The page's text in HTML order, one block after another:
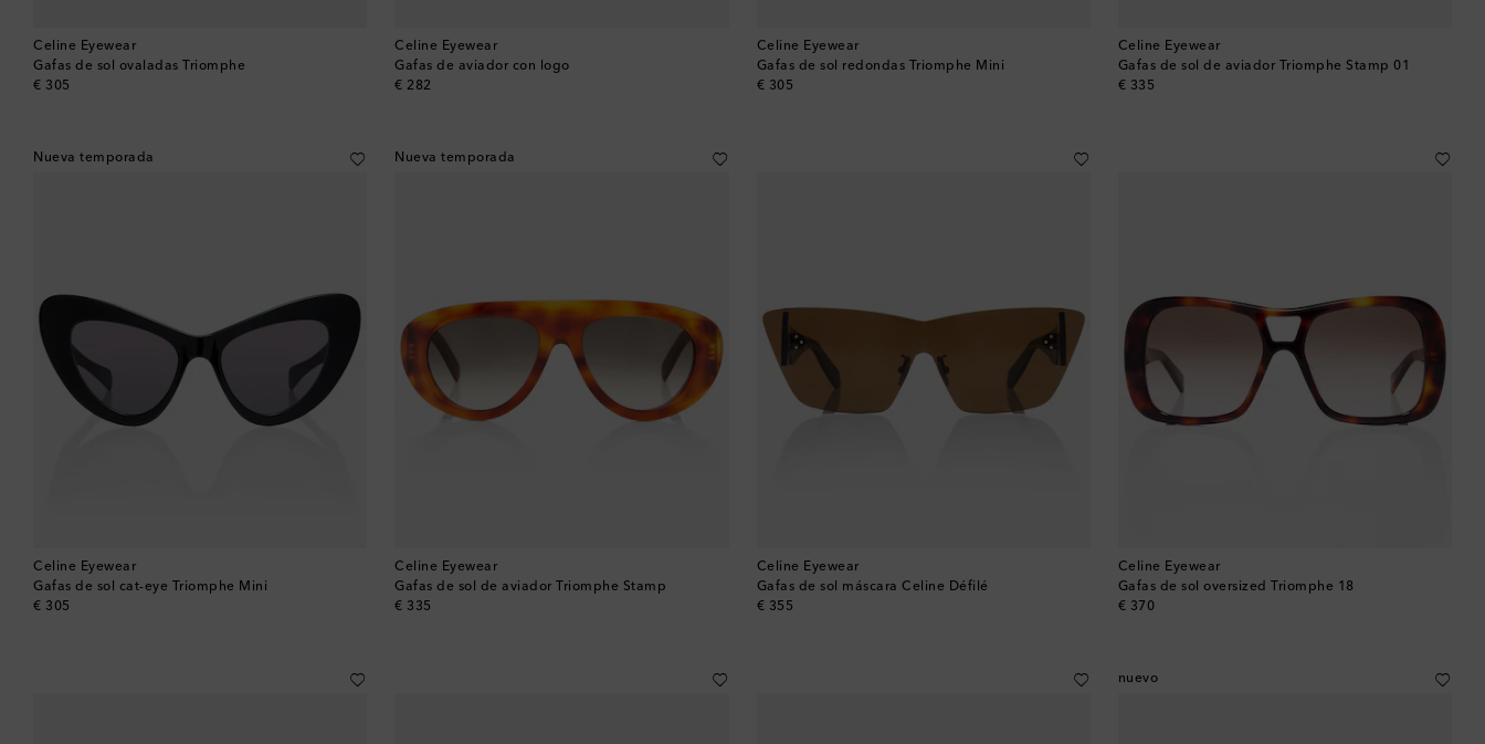
Celine Eyewear
Gafas de sol ovaladas Triomphe
€ 305
original price
Celine Eyewear
Gafas de aviador con logo
€ 282
original price
Celine Eyewear
Gafas de sol redondas Triomphe Mini
€ 305
original price
Celine Eyewear
Gafas de sol de aviador Triomphe Stamp 01
€ 335
original price
Nueva temporada
Celine Eyewear
Gafas de sol cat-eye Triomphe Mini
€ 305
original price
Nueva temporada
Celine Eyewear
Gafas de sol de aviador Triomphe Stamp
€ 335
original price
Celine Eyewear
Gafas de sol máscara Celine Défilé
€ 355
original price
Celine Eyewear
Gafas de sol oversized Triomphe 18
€ 370
original price
nuevo